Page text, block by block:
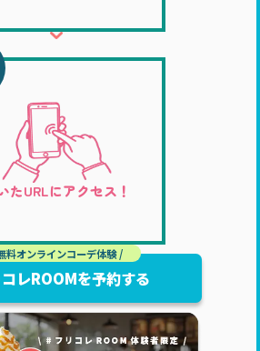
たURLにアクセス！
レROOMを予約する
料オンラインコーデ体験 /